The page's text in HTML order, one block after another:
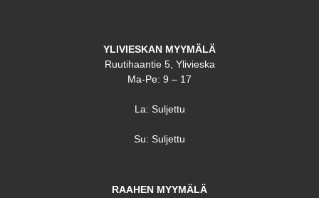
YLIVIESKAN MYYMÄLÄ
Ruutihaantie 5, Ylivieska
Ma-Pe: 9 – 17
La: Suljettu
Su: Suljettu
RAAHEN MYYMÄLÄ